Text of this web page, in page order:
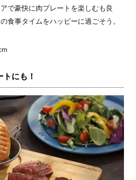
で豪快に肉プレートを楽しむも良
食事タイムをハッピーに過ごそう。
にも！